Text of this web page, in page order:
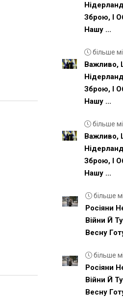
Зброю, І
Нашу ...
більше
Важливо,
Зброю, І
Нашу ...
більше
Важливо,
Зброю, І
Нашу ...
більше
Росіяни
Війни Й
Весну
більше
Росіяни
Війни Й
Весну